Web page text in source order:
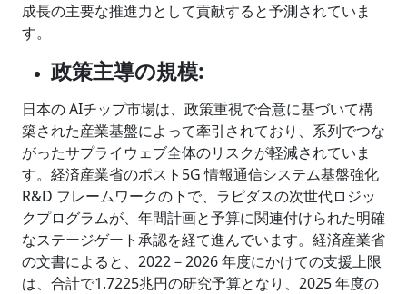
成長の主要な推進力として貢献すると予測されていま
す。
政策主導の規模:
日本の AIチップ市場は、政策重視で合意に基づいて構
築された産業基盤によって牽引されており、系列でつな
がったサプライウェブ全体のリスクが軽減されていま
す。経済産業省のポスト5G 情報通信システム基盤強化
R&D フレームワークの下で、ラピダスの次世代ロジッ
クプログラムが、年間計画と予算に関連付けられた明確
なステージゲート承認を経て進んでいます。経済産業省
の文書によると、2022－2026 年度にかけての支援上限
は、合計で1.7225兆円の研究予算となり、2025 年度の